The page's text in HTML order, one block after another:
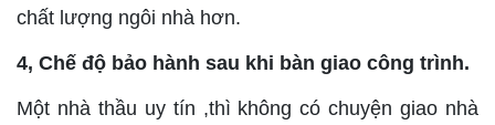
chất lượng ngôi nhà hơn.
4, Chế độ bảo hành sau khi bàn giao công trình.
Một nhà thầu uy tín ,thì không có chuyện giao nhà